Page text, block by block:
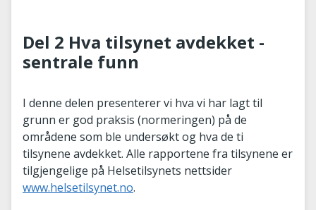
Del 2 Hva tilsynet avdekket -
sentrale funn
I denne delen presenterer vi hva vi har lagt til
grunn er god praksis (normeringen) på de
områdene som ble undersøkt og hva de ti
tilsynene avdekket. Alle rapportene fra tilsynene er
tilgjengelige på Helsetilsynets nettsider
www.helsetilsynet.no.